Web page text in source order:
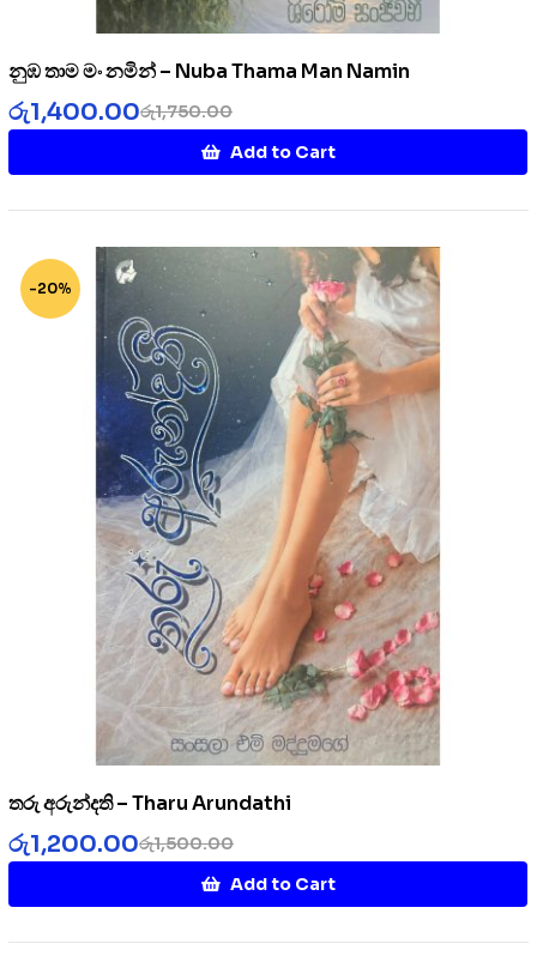
නුඹ තාම මං නමින් – Nuba Thama Man Namin
රු1,750.00
රු1,400.00
Add to Cart
-20%
තරු අරුන්දති – Tharu Arundathi
රු1,500.00
රු1,200.00
Add to Cart